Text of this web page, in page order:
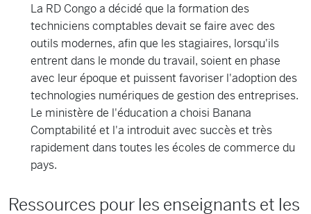
La RD Congo a décidé que la formation des
techniciens comptables devait se faire avec des
outils modernes, afin que les stagiaires, lorsqu'ils
entrent dans le monde du travail, soient en phase
avec leur époque et puissent favoriser l'adoption des
technologies numériques de gestion des entreprises.
Le ministère de l'éducation a choisi Banana
Comptabilité et l'a introduit avec succès et très
rapidement dans toutes les écoles de commerce du
pays.
Ressources pour les enseignants et les